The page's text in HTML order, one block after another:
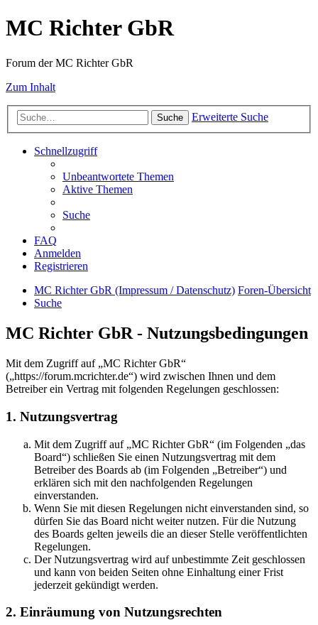
MC Richter GbR
Forum der MC Richter GbR
Zum Inhalt
Suche Erweiterte Suche
Schnellzugriff
Unbeantwortete Themen
Aktive Themen
Suche
FAQ
Anmelden
Registrieren
MC Richter GbR (Impressum / Datenschutz) Foren-Übersicht
Suche
MC Richter GbR - Nutzungsbedingungen
Mit dem Zugriff auf „MC Richter GbR“
(„https://forum.mcrichter.de“) wird zwischen Ihnen und dem
Betreiber ein Vertrag mit folgenden Regelungen geschlossen:
1. Nutzungsvertrag
Mit dem Zugriff auf „MC Richter GbR“ (im Folgenden „das
Board“) schließen Sie einen Nutzungsvertrag mit dem
Betreiber des Boards ab (im Folgenden „Betreiber“) und
erklären sich mit den nachfolgenden Regelungen
einverstanden.
Wenn Sie mit diesen Regelungen nicht einverstanden sind, so
dürfen Sie das Board nicht weiter nutzen. Für die Nutzung
des Boards gelten jeweils die an dieser Stelle veröffentlichten
Regelungen.
Der Nutzungsvertrag wird auf unbestimmte Zeit geschlossen
und kann von beiden Seiten ohne Einhaltung einer Frist
jederzeit gekündigt werden.
2. Einräumung von Nutzungsrechten